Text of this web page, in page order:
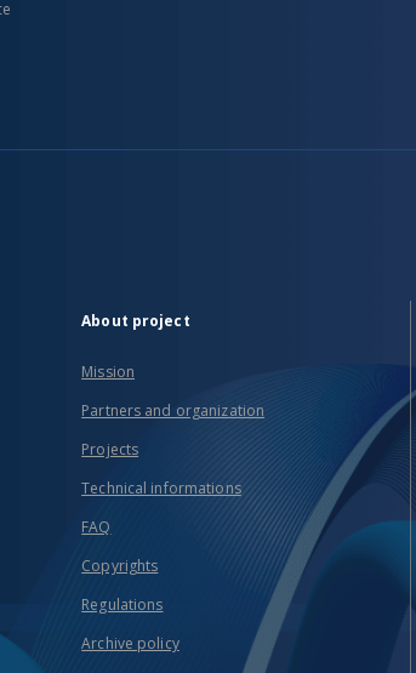
About project
Mission
Partners and organization
Projects
Technical informations
FAQ
Copyrights
Regulations
Archive policy